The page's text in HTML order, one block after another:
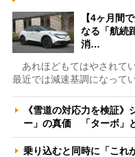
【4ヶ月間
なる「航続
消…
あれほどもてはやされて
最近では減速基調になって
《雪道の対応力を検証
ー」の真価 「ターボ」
乗り込むと同時に「これ